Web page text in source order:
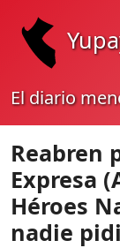
El diario
Reabren
Expresa
Héroes
nadie